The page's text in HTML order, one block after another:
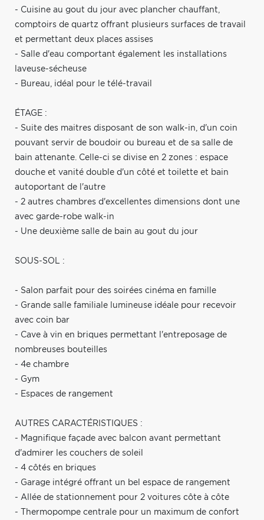
- Cuisine au gout du jour avec plancher chauffant,
comptoirs de quartz offrant plusieurs surfaces de travail
et permettant deux places assises
- Salle d'eau comportant également les installations
laveuse-sécheuse
- Bureau, idéal pour le télé-travail
ÉTAGE :
- Suite des maitres disposant de son walk-in, d'un coin
pouvant servir de boudoir ou bureau et de sa salle de
bain attenante. Celle-ci se divise en 2 zones : espace
douche et vanité double d'un côté et toilette et bain
autoportant de l'autre
- 2 autres chambres d'excellentes dimensions dont une
avec garde-robe walk-in
- Une deuxième salle de bain au gout du jour
SOUS-SOL :
- Salon parfait pour des soirées cinéma en famille
- Grande salle familiale lumineuse idéale pour recevoir
avec coin bar
- Cave à vin en briques permettant l'entreposage de
nombreuses bouteilles
- 4e chambre
- Gym
- Espaces de rangement
AUTRES CARACTÉRISTIQUES :
- Magnifique façade avec balcon avant permettant
d'admirer les couchers de soleil
- 4 côtés en briques
- Garage intégré offrant un bel espace de rangement
- Allée de stationnement pour 2 voitures côte à côte
- Thermopompe centrale pour un maximum de confort